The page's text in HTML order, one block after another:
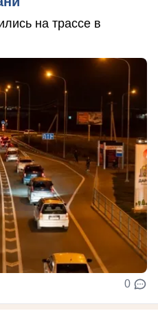
на трассе в
0